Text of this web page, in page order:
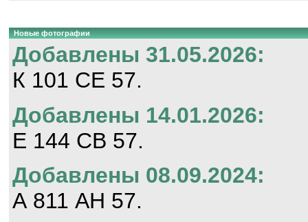
Новые фотографии
Добавлены 31.05.2026:
К 101 СЕ 57.
Добавлены 14.01.2026:
Е 144 СВ 57.
Добавлены 08.09.2024:
А 811 АН 57.